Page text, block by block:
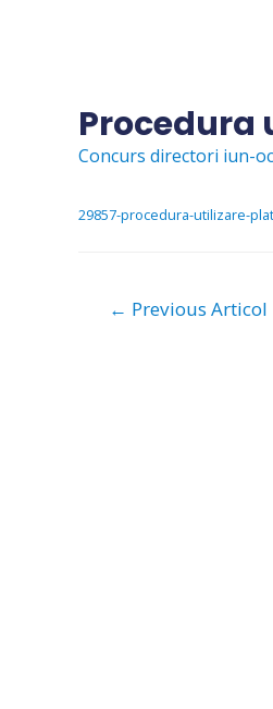
Procedura
Concurs directori iun-
29857-procedura-utilizare-
Navigare
← Previous Articol